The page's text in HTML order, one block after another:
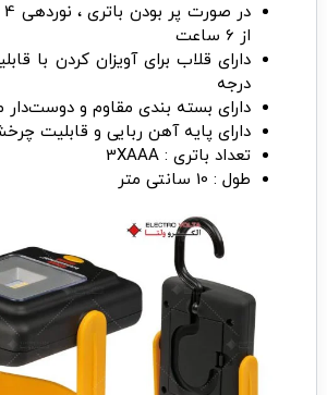
از 6 ساعت
درجه
دارای بسته بندی مقاوم و
دارای پایه آهن ربایی و قابلیت چرخش 360
تعداد باتری : 3XAAA
طول : 10 سانتی متر